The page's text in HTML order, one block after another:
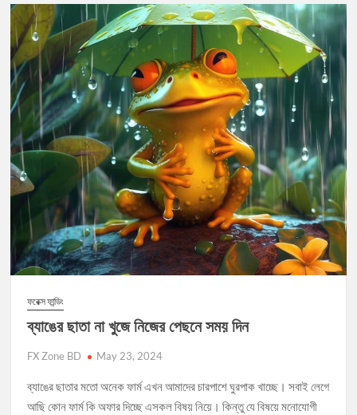
ফরেক্স ফান্ডিং
ব্যাঙের ছাতা না খুজে নিজের পেছনে সময় দিন
FX Zone BD May 23, 2024
ব্যাঙের ছাতার মতো অনেক ফার্ম এখন আমাদের চারপাশে ঘুরপাক খাচ্ছে। সবাই লেগে
আছি কোন ফার্ম কি অফার দিচ্ছে এসকল বিষয় নিয়ে। কিন্তু যে বিষয়ে মনোযোগী